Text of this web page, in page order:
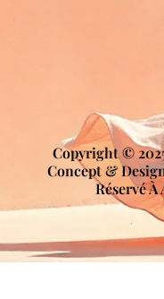
Copyright ©
Concept &
Réservé